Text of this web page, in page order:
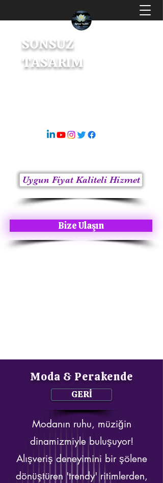
SONSUZ
TASARIM
Uygun Fiyat Kaliteli Hizmet
Bize Ulaşın
Moda & Perakende
GERİ
Modanın ruhu, müziğin
dinamizmiyle buluşuyor!
Alışveriş deneyimini bir şölene
dönüştüren 'trendy' ritimlerden,